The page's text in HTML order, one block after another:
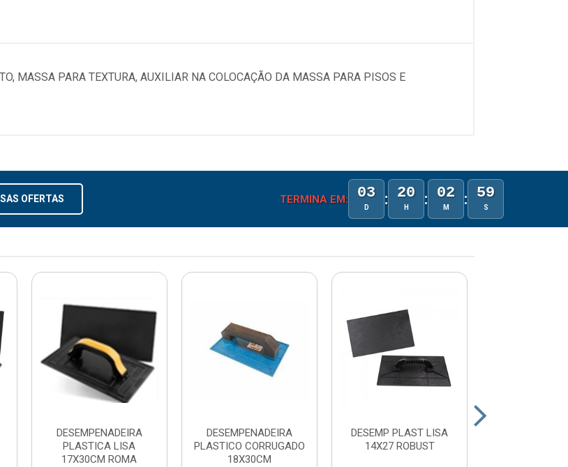
MASSA PARA TEXTURA, AUXILIAR NA COLOCAÇÃO DA MASSA PARA PISOS E
OFERTAS TERMINA EM: 03
D : 20
H : 02
M : 59
S
DESEMPENADEIRA
PLASTICA LISA
17X30CM ROMA
DESEMPENADEIRA
PLASTICO CORRUGADO
18X30CM
DESEMP PLAST LISA
14X27 ROBUST